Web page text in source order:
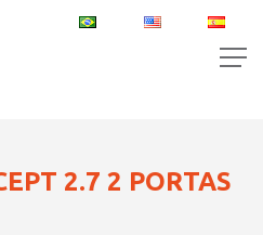
2.7 2 PORTAS